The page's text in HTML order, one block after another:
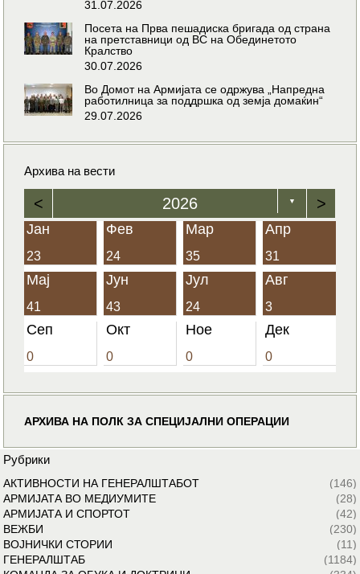
31.07.2026
Посета на Прва пешадиска бригада од страна
на претставници од ВС на Обединетото
Кралство
30.07.2026
Во Домот на Армијата се одржува „Напредна
работилница за поддршка од земја домаќин“
29.07.2026
Архива на вести
< 2026 ▼ >
Јан
23
Фев
24
Мар
35
Апр
31
Мај
41
Јун
43
Јул
24
Авг
3
Сеп
0
Окт
0
Ное
0
Дек
0
АРХИВА НА ПОЛК ЗА СПЕЦИЈАЛНИ ОПЕРАЦИИ
Рубрики
АКТИВНОСТИ НА ГЕНЕРАЛШТАБОТ
(146)
АРМИЈАТА ВО МЕДИУМИТЕ
(28)
АРМИЈАТА И СПОРТОТ
(42)
ВЕЖБИ
(230)
ВОЈНИЧКИ СТОРИИ
(11)
ГЕНЕРАЛШТАБ
(1184)